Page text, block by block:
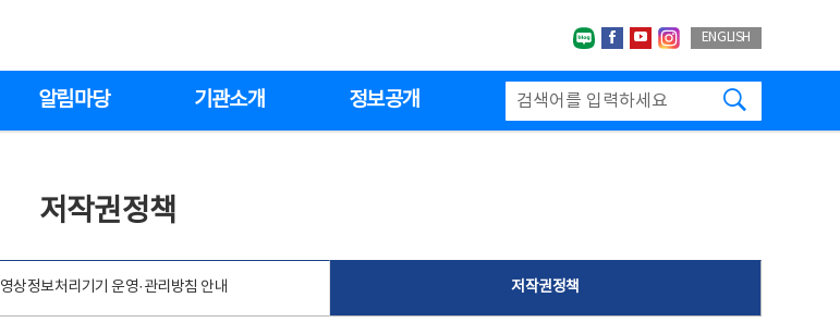
네이버블로그
페이스북
유투브인스타그랩
ENGLISH
알림마당 기관소개 정보공개
저작권정책
영상정보처리기기 운영·관리방침 안내 저작권정책